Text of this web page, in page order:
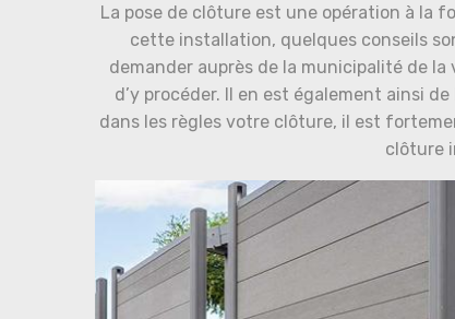
La pose de clôture est une opération à la
cette installation, quelques conseils
demander auprès de la municipalité de
d’y procéder. Il en est également ainsi
dans les règles votre clôture, il est
clôture